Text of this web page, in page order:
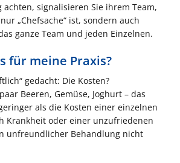
achten, signalisieren Sie ihrem Team,
„Chefsache“ ist, sondern auch
ganze Team und jeden Einzelnen.
für meine Praxis?
gedacht: Die Kosten?
Beeren, Gemüse, Joghurt – das
als die Kosten einer einzelnen
Krankheit oder einer unzufriedenen
unfreundlicher Behandlung nicht